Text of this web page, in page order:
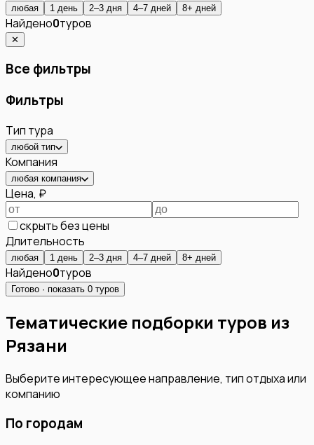
любая 1 день 2–3 дня 4–7 дней 8+ дней
Найдено0туров
✕
Все фильтры
Фильтры
Тип тура
любой тип
Компания
любая компания
Цена, ₽
скрыть без цены
Длительность
любая 1 день 2–3 дня 4–7 дней 8+ дней
Найдено0туров
Готово · показать 0 туров
Тематические подборки туров из
Рязани
Выберите интересующее направление, тип отдыха или
компанию
По городам